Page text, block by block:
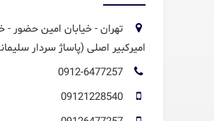
تهران - خیابان امین حضور -
امیرکبیر اصلی (پاساژ سردار